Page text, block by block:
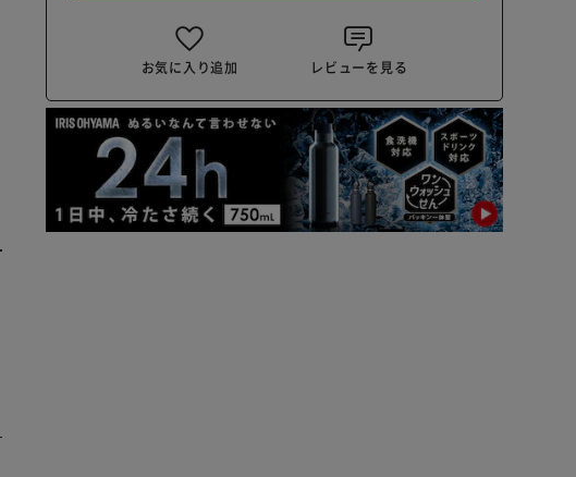
お気に入り追加 レビューを見る